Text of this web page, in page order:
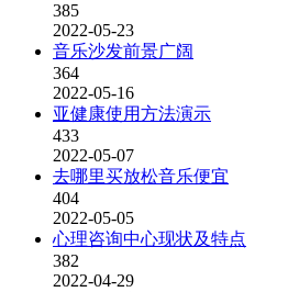
385
2022-05-23
音乐沙发前景广阔
364
2022-05-16
亚健康使用方法演示
433
2022-05-07
去哪里买放松音乐便宜
404
2022-05-05
心理咨询中心现状及特点
382
2022-04-29